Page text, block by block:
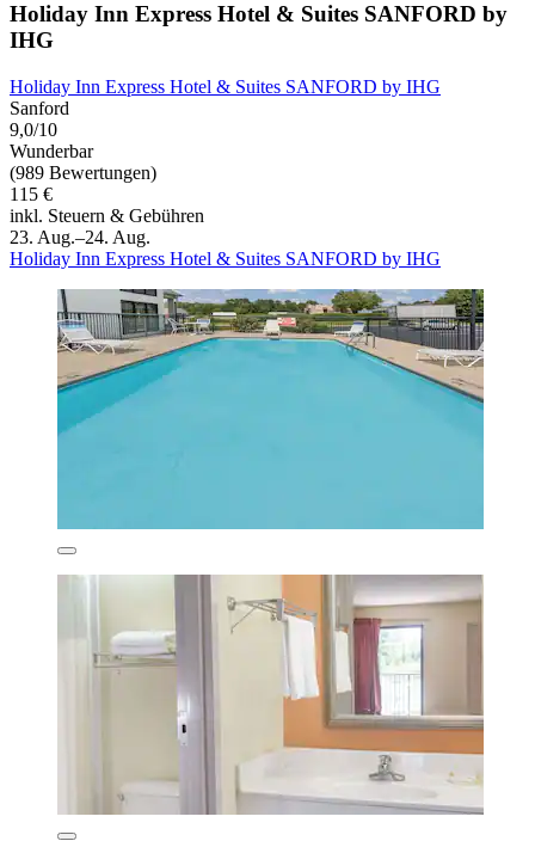
Holiday Inn Express Hotel & Suites SANFORD by
IHG
Holiday Inn Express Hotel & Suites SANFORD by IHG
Sanford
9,0/10
Wunderbar
(989 Bewertungen)
115 €
inkl. Steuern & Gebühren
23. Aug.–24. Aug.
Holiday Inn Express Hotel & Suites SANFORD by IHG